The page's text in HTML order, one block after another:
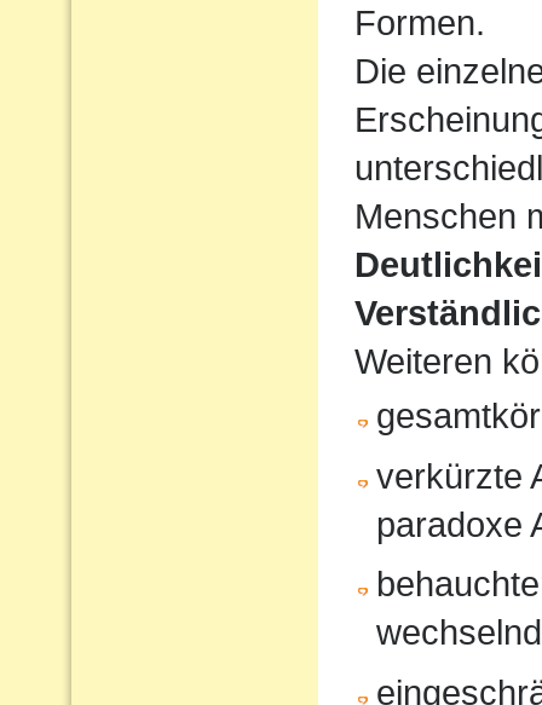
Formen.
Die
Menschen
Weiteren
verkürzte
paradoxe